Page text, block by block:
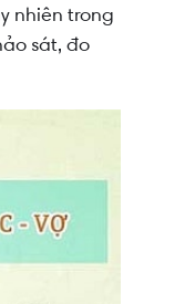
nhiên trong
sát, đo